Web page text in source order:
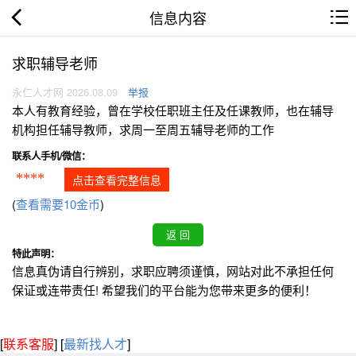
信息内容
求职辅导老师
永仁人才网 2026.08.09 举报
本人有教育经验，曾在学校任职班主任及任课教师，也在辅导
机构担任辅导教师，求周一至周五辅导老师的工作
联系人手机/微信：
**** 点击查看完整信息
(查看需要10金币)
特此声明：
信息真伪请自行辨别，求职应聘须谨慎，网站对此不承担任何
保证或连带责任! 希望我们的平台能为您带来更多的便利！
[联系客服] [最新找人才]